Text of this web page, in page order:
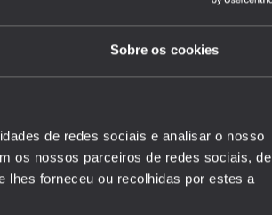
Sobre os cookies
de redes sociais e analisar o nosso
os nossos parceiros de redes sociais, de
lhes forneceu ou recolhidas por estes a